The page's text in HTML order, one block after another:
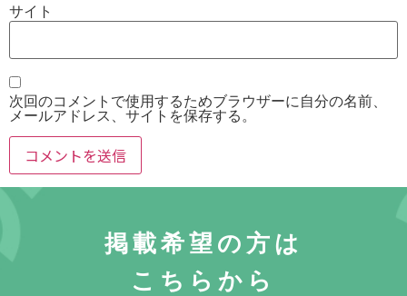
サイト
次回のコメントで使用するためブラウザーに自分の名前、
メールアドレス、サイトを保存する。
掲載希望の方は
こちらから